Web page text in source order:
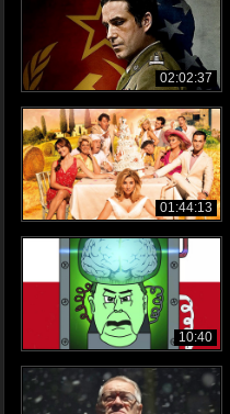
02:02:37
01:44:13
10:40